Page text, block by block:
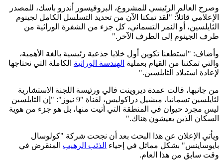
وصرح العالم الرئيسي للمشروع، البروفيسور أندرو باسك، للمصدر
الإعلامي قائلاً: "لقد تمكنا الآن من تحديد التسلسل الكامل لجينوم
الثايلسين، أو النمر التسماني، كل جزء من الشفرة الوراثية من
طرف الجينوم إلى الطرف الآخر."
وأضاف: "استطعنا تكوين أول خلايا جذعية رئيسية بالغة الأهمية،
والتي تمكننا من القيام بعملية الهندسة الوراثيةالكاملة التي نحتاجها
لإعادة استيلاد الثايلسين."
من جانبها، قالت عمدة ديروينت فالي ورئيسة اللجنة الاستشارية
لثايلسين تسمانيا، ميشيل دراكوليس، لقناة "9 نيوز": "إن الثايلسين
ليس مجرد حيوان في المنطقة التي أتيت منها، بل هو جزء من هوية
السكان الذين يعيشون هناك."
ويأتي الإعلان عن هذا البحث بعد أن نجحت شركة "كولوسال
بايوساينس" بشكل مماثل في إحياء الذئب الرهيبالمنقرض في
وقت سابق من هذا العام.